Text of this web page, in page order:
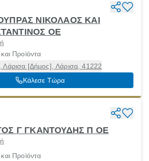
ΝΙΚΟΛΑΟΣ ΚΑΙ
ΟΕ
Προϊόντα
Λάρισα [Δήμος], Λάρισα, 41222
Κάλεσε Τώρα
Γ ΓΚΑΝΤΟΥΔΗΣ Π ΟΕ
Προϊόντα